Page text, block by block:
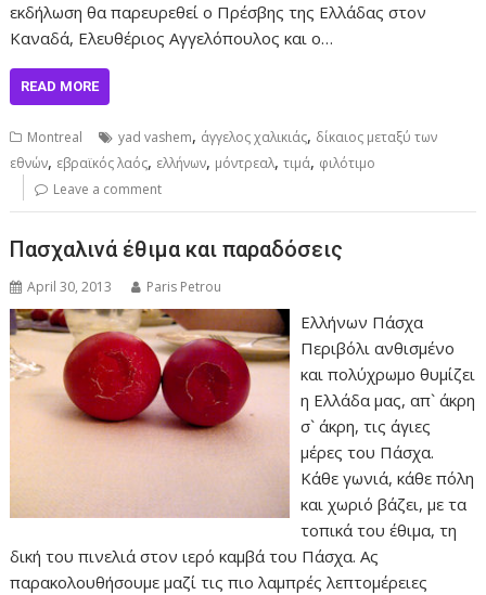
εκδήλωση θα παρευρεθεί ο Πρέσβης της Ελλάδας στον
Καναδά, Ελευθέριος Αγγελόπουλος και ο…
READ MORE
Montreal yad vashem, άγγελος χαλικιάς, δίκαιος μεταξύ των
εθνών, εβραϊκός λαός, ελλήνων, μόντρεαλ,τιμά, φιλότιμο
Leave a comment
Πασχαλινά έθιμα και παραδόσεις
April 30, 2013 Paris Petrou
Ελλήνων Πάσχα
Περιβόλι ανθισμένο
και πολύχρωμο θυμίζει
η Ελλάδα μας, απ` άκρη
σ` άκρη, τις άγιες
μέρες του Πάσχα.
Κάθε γωνιά, κάθε πόλη
και χωριό βάζει, με τα
τοπικά του έθιμα, τη
δική του πινελιά στον ιερό καμβά του Πάσχα. Ας
παρακολουθήσουμε μαζί τις πιο λαμπρές λεπτομέρειες